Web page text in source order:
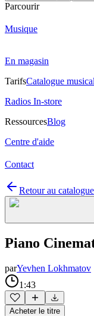
Parcourir
Musique
En magasin
TarifsCatalogue musical
Radios In-store
RessourcesBlog
Centre d'aide
Contact
Retour au catalogue
Piano
parYevhen Lokhmatov
1:43
Acheter le titre